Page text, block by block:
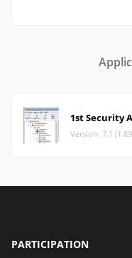
1st Security
Version: 7.1
PARTICIPATION